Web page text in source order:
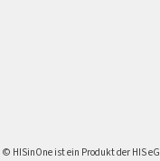
© HISinOne ist ein Produkt der HIS eG